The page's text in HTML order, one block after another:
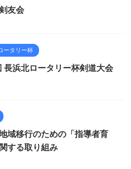
友会
ータリー杯
長浜北ロータリー杯剣道大会
域移行のための「指導者育
する取り組み